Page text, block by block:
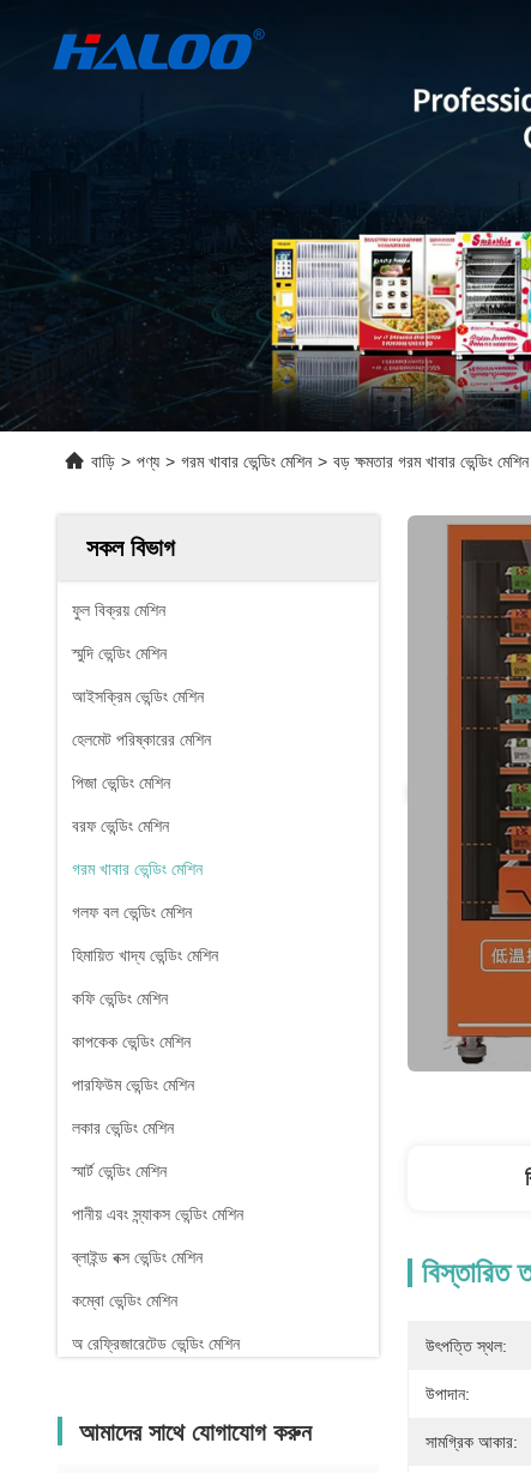
বাড়ি > পণ্য > গরম খাবার ভেন্ডিং মেশিন > বড় ক্ষমতার গরম খাবার ভেন্ডিং
সকল বিভাগ
ফুল বিক্রয় মেশিন
স্মুদি ভেন্ডিং মেশিন
আইসক্রিম ভেন্ডিং মেশিন
হেলমেট পরিষ্কারের মেশিন
পিজা ভেন্ডিং মেশিন
বরফ ভেন্ডিং মেশিন
গরম খাবার ভেন্ডিং মেশিন
গলফ বল ভেন্ডিং মেশিন
হিমায়িত খাদ্য ভেন্ডিং মেশিন
কফি ভেন্ডিং মেশিন
কাপকেক ভেন্ডিং মেশিন
পারফিউম ভেন্ডিং মেশিন
লকার ভেন্ডিং মেশিন
স্মার্ট ভেন্ডিং মেশিন
পানীয় এবং স্ন্যাকস ভেন্ডিং মেশিন
ব্লাইন্ড বক্স ভেন্ডিং মেশিন
কম্বো ভেন্ডিং মেশিন
অ রেফ্রিজারেটেড ভেন্ডিং মেশিন
তরল ডিটারজেন্ট ভেন্ডিং মেশিন
আমাদের সাথে যোগাযোগ করুন
বিস্তারিত
উৎপত্তি স্থল:
উপাদান:
সামগ্রিক আকার: